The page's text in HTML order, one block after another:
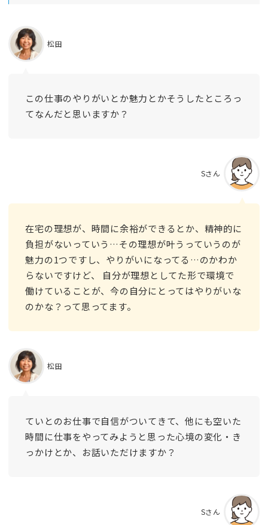
松田
この仕事のやりがいとか魅力とかそうしたところっ
てなんだと思いますか？
Sさん
在宅の理想が、時間に余裕ができるとか、精神的に
負担がないっていう…その理想が叶うっていうのが
魅力の1つですし、やりがいになってる…のかわか
らないですけど、 自分が理想としてた形で環境で
働けていることが、今の自分にとってはやりがいな
のかな？って思ってます。
松田
ていとのお仕事で自信がついてきて、他にも空いた
時間に仕事をやってみようと思った心境の変化・き
っかけとか、お話いただけますか？
Sさん